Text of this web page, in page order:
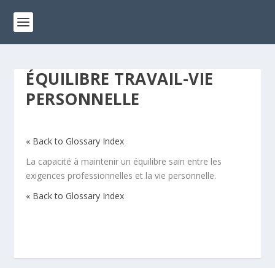
ÉQUILIBRE TRAVAIL-VIE
PERSONNELLE
« Back to Glossary Index
La capacité à maintenir un équilibre sain entre les
exigences professionnelles et la vie personnelle.
« Back to Glossary Index